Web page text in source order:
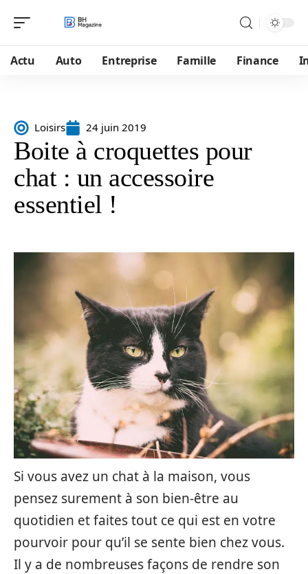
Actu Auto Entreprise Famille Finance
Loisirs 24 juin 2019
Boite à croquettes pour
chat : un accessoire
essentiel !
Si vous avez un chat à la maison, vous
pensez surement à son bien-être au
quotidien et faites tout ce qui est en votre
pourvoir pour qu’il se sente bien chez vous.
Il y a de nombreuses façons de rendre son